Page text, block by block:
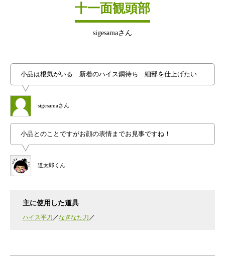
十一面観頭部
sigesamaさん
sigesamaさん
小品は根気がいる 新着のハイス鋼待ち 細部を仕上げたい
道太郎くん
小品とのことですがお顔の表情までお見事ですね！
主に使用した道具
ハイス平刀 なぎなた刀